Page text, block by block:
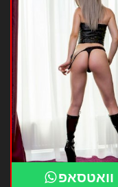
וואטסאפ